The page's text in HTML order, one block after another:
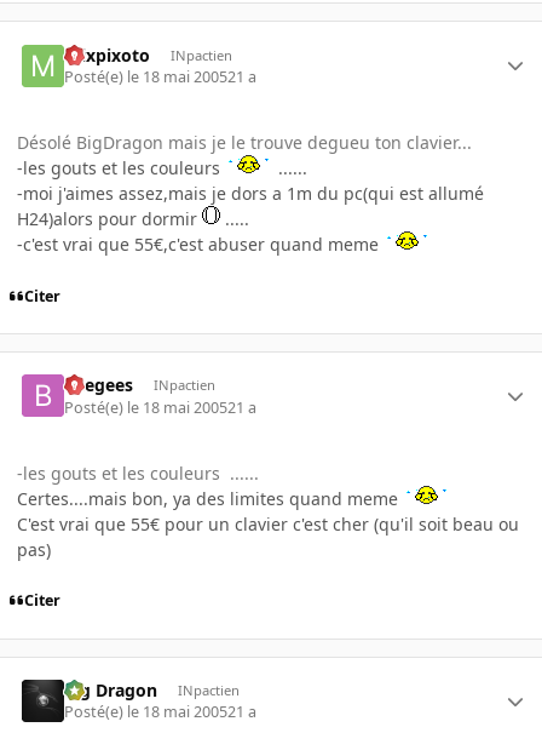
mixpixoto INpactien
Posté(e) le 18 mai 200521 a
Désolé BigDragon mais je le trouve degueu ton clavier...
-les gouts et les couleurs
......
-moi j'aimes assez,mais je dors a 1m du pc(qui est allumé
H24)alors pour dormir
.....
-c'est vrai que 55€,c'est abuser quand meme
Citer
beegees INpactien
Posté(e) le 18 mai 200521 a
-les gouts et les couleurs ......
Certes....mais bon, ya des limites quand meme
C'est vrai que 55€ pour un clavier c'est cher (qu'il soit beau ou
pas)
Citer
Big Dragon INpactien
Posté(e) le 18 mai 200521 a